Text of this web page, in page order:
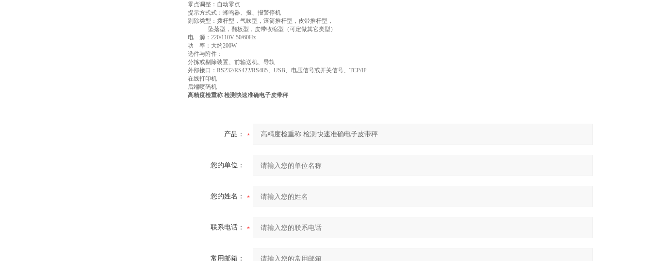
零点调整：自动零点
提示方式式：蜂鸣器、报、报警停机
剔除类型：拨杆型，气吹型，滚筒推杆型，皮带推杆型，
坠落型，翻板型，皮带收缩型（可定做其它类型）
电 源：220/110V 50/60Hz
功 率：大约200W
选件与附件：
分拣或剔除装置、前输送机、导轨
外部接口：RS232/RS422/RS485、USB、电压信号或开关信号、TCP/IP
在线打印机
后端喷码机
高精度检重称 检测快速准确电子皮带秤
产品：
您的单位：
您的姓名：
联系电话：
常用邮箱：